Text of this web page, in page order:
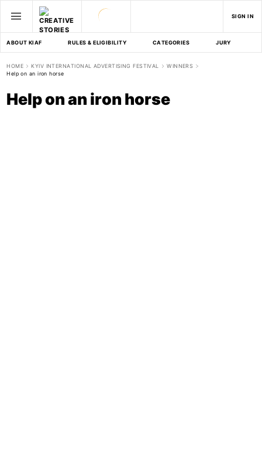
SIGN IN
ABOUT KIAF RULES & ELIGIBILITY CATEGORIES JURY
HOME KYIV INTERNATIONAL ADVERTISING FESTIVAL
WINNERS
Help on an iron horse
Help on an iron horse